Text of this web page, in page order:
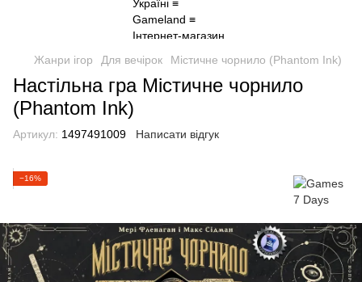
Жанри ігор Для вечірок Містичне чорнило (Phantom Ink)
Настільна гра Містичне чорнило
(Phantom Ink)
Артикул: 1497491009 Написати відгук
−16%